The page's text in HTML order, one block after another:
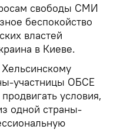
свободы СМИ
беспокойство
властей
в Киеве.
участницы ОБСЕ
условия,
одной страны-